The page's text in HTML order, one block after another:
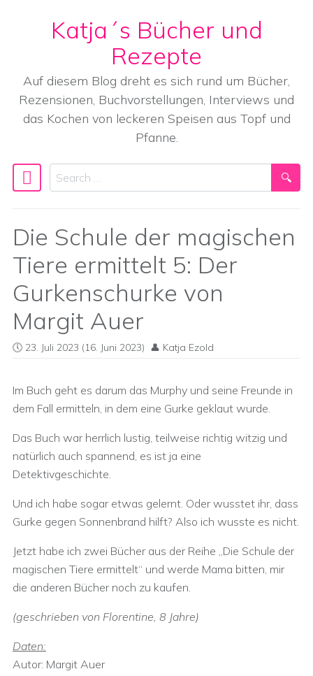
Skip to content
Katja´s Bücher und
Rezepte
Auf diesem Blog dreht es sich rund um Bücher,
Rezensionen, Buchvorstellungen, Interviews und
das Kochen von leckeren Speisen aus Topf und
Pfanne.
Main Navigation
Search
Die Schule der magischen
Tiere ermittelt 5: Der
Gurkenschurke von
Margit Auer
23. Juli 2023 (16. Juni 2023) Katja Ezold
Im Buch geht es darum das Murphy und seine Freunde in
dem Fall ermitteln, in dem eine Gurke geklaut wurde.
Das Buch war herrlich lustig, teilweise richtig witzig und
natürlich auch spannend, es ist ja eine
Detektivgeschichte.
Und ich habe sogar etwas gelernt. Oder wusstet ihr, dass
Gurke gegen Sonnenbrand hilft? Also ich wusste es nicht.
Jetzt habe ich zwei Bücher aus der Reihe „Die Schule der
magischen Tiere ermittelt“ und werde Mama bitten, mir
die anderen Bücher noch zu kaufen.
(geschrieben von Florentine, 8 Jahre)
Daten:
Autor: Margit Auer